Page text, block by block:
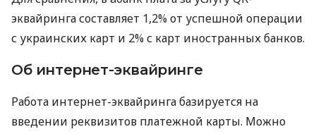
эквайринга составляет 1,2% от успешной операции
с украинских карт и 2% с карт иностранных банков.
Об интернет-эквайринге
Работа интернет-эквайринга базируется на
введении реквизитов платежной карты. Можно